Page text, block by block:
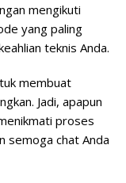
mengikuti
yang paling
teknis Anda.
membuat
Jadi, apapun
proses
semoga chat Anda